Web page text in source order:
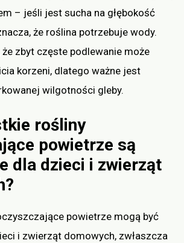
– jeśli jest sucha na głębokość
że roślina potrzebuje wody.
zbyt częste podlewanie może
korzeni, dlatego ważne jest
wilgotności gleby.
rośliny
powietrze są
dla dzieci i zwierząt
powietrze mogą być
i zwierząt domowych, zwłaszcza